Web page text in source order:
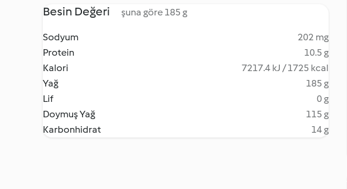
Besin Değeri şuna göre 185 g
Sodyum
202 mg
Protein
10.5 g
Kalori
7217.4 kJ / 1725 kcal
Yağ
185 g
Lif
0 g
Doymuş Yağ
115 g
Karbonhidrat
14 g